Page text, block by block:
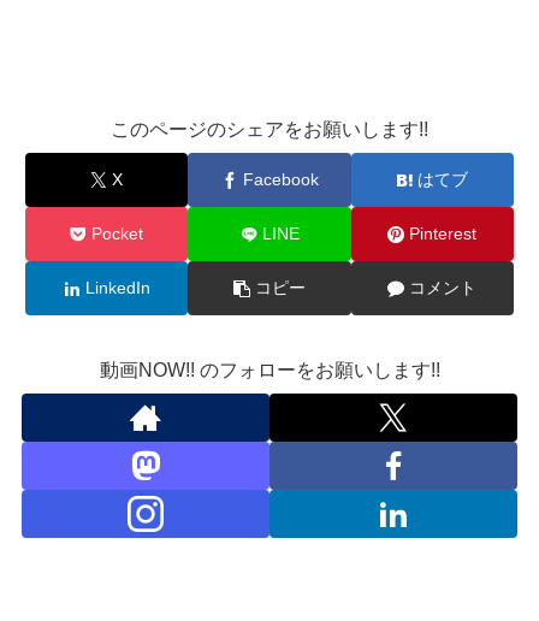
このページのシェアをお願いします!!
X Facebook はてブ
Pocket LINE Pinterest
LinkedIn コピー コメント
動画NOW!! のフォローをお願いします!!